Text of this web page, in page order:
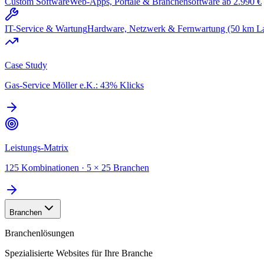
IT-Service & WartungHardware, Netzwerk & Fernwartung (50 km
Case Study
Gas-Service Möller e.K.: 43% Klicks
Leistungs-Matrix
125 Kombinationen · 5 × 25 Branchen
Branchen
Branchenlösungen
Spezialisierte Websites für Ihre Branche